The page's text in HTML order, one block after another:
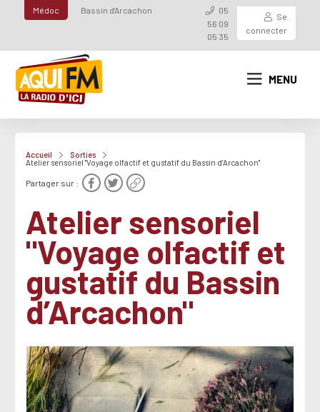
Médoc Bassin d'Arcachon
05
56 09
05 35
Se
connecter
MENU
Accueil
Sorties
Atelier sensoriel "Voyage olfactif et gustatif du Bassin d’Arcachon"
Partager sur :
Atelier sensoriel
"Voyage olfactif et
gustatif du Bassin
d’Arcachon"